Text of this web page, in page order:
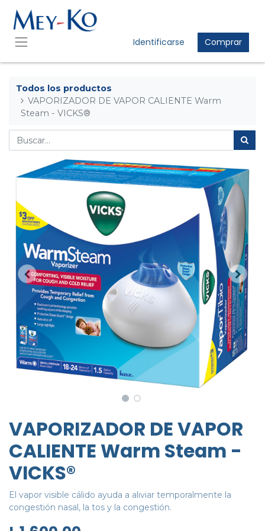
Identificarse Comprar
Todos los productos
VAPORIZADOR DE VAPOR CALIENTE Warm
Steam - VICKS®
VAPORIZADOR DE VAPOR
CALIENTE Warm Steam -
VICKS®
El vapor visible cálido ayuda a aliviar temporalmente la
congestión nasal, la tos y la congestión.